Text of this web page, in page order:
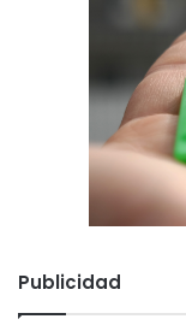
Publicidad